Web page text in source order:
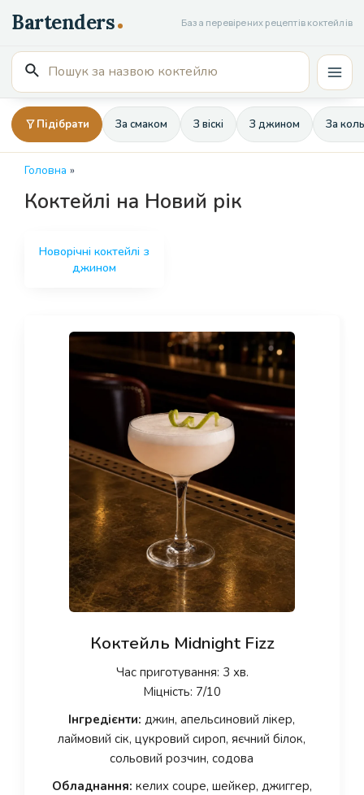
до
вмісту
База перевірених рецептів коктейлів
Пошук
для:
Підібрати За смаком З віскі З джином За
Головна »
Коктейлі на Новий рік
Новорічні коктейлі з
джином
Коктейль Midnight Fizz
Час приготування: 3 хв.
Міцність: 7/10
Інгредієнти: джин, апельсиновий лікер,
лаймовий сік, цукровий сироп, яєчний білок,
сольовий розчин, содова
Обладнання: келих coupe, шейкер, джиггер,